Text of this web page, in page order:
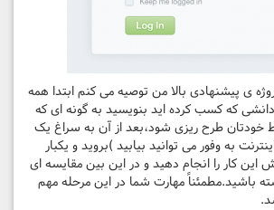
ی پیشنهادی بالا من توصیه می کنم ابتدا همه
که کسب کرده اید بنویسید به گونه ای که
خودتان طرح ریزی شود،بعد از آن به سراغ یک
به وفور می توانید بیابید )بروید و یکبار
این کار را انجام دهید و در این بین مقایسه ای
باشید.مطمئناً مهارت شما در این مرحله مهم